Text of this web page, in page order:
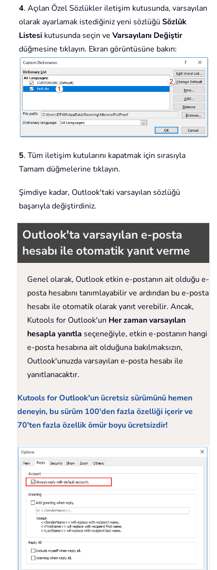
4. Açılan Özel Sözlükler iletişim kutusunda, varsayılan
olarak ayarlamak istediğiniz yeni sözlüğü Sözlük
Listesi kutusunda seçin ve Varsayılanı Değiştir
düğmesine tıklayın. Ekran görüntüsüne bakın:
5. Tüm iletişim kutularını kapatmak için sırasıyla
Tamam düğmelerine tıklayın.
Şimdiye kadar, Outlook'taki varsayılan sözlüğü
başarıyla değiştirdiniz.
Outlook'ta varsayılan e-posta
hesabı ile otomatik yanıt verme
Genel olarak, Outlook etkin e-postanın ait olduğu e-
posta hesabını tanımlayabilir ve ardından bu e-posta
hesabı ile otomatik olarak yanıt verebilir. Ancak,
Kutools for Outlook'un Her zaman varsayılan
hesapla yanıtla seçeneğiyle, etkin e-postanın hangi
e-posta hesabına ait olduğuna bakılmaksızın,
Outlook'unuzda varsayılan e-posta hesabı ile
yanıtlanacaktır.
Kutools for Outlook'un ücretsiz sürümünü hemen
deneyin, bu sürüm 100'den fazla özelliği içerir ve
70'ten fazla özellik ömür boyu ücretsizdir!